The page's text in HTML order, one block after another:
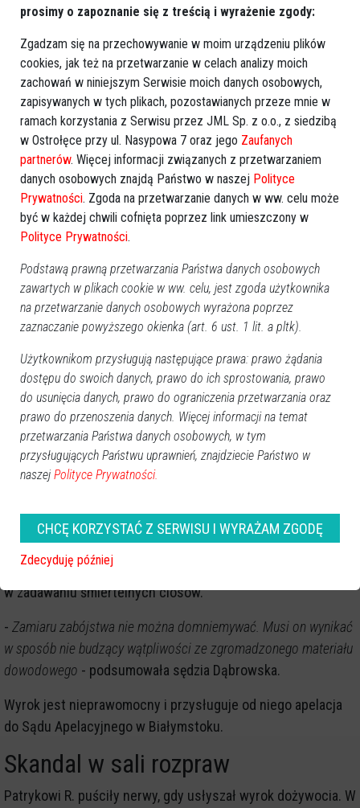
zdarzenie inaczej, niż pozostali. Zdradziło go też to, że
kolejnego dnia miał być w noclegowni i opowiadać kumplom
o zdarzeniu.
Nie ma żadnych wątpliwości, to oskarżony kopał
pokrzywdzonego i kopał go tak mocno, że doznał obrażeń (...)
Pozostawił go w ciemnej, pustej alejce na ogródkach
działkowych, gdzie o tej porze nikogo nie ma. Pozostawił go
nagiego!- wyliczała sędzia Dąbrowska. -W chwili, gdy bił
pokrzywdzonego, chciał go zabić i świadczy o tym fakt, że
wrócił, gdy pokrzywdzony wzywał pomocy
- dodała sędzia.
Sąd nie miał wątpliwości, że Patryk R. jest pozbawiony
skrupułów i roszczeniowy. W trakcie przebywania w szpitalu
psychiatrycznym podczas obserwacji wyzywał słowami
wulgarnymi pielęgniarki, bo przynosiły mu leki. Żądał, żeby
leki mu przynosili lekarze.
Krytyczny wobec innych, ale nie wobec siebie- stwierdził
sąd, uznając, że okrucieństwo, jakie zadał Patryk R.
zmarłemu seniorowi, sprawia, że jedynie kara dożywocia
spełni tu swoją funkcję.
Pozostali oskarżeni uniknęli skazania za morderstwo. Sąd
Mateusza G. i Rafała K. z zabójstwem. Niewątpliwie widzieli
śladów jednoznacznie wskazujących na to, by uczestniczyli
w zadawaniu śmiertelnych ciosów.
- Zamiaru zabójstwa nie można domniemywać. Musi on wynikać
w sposób nie budzący wątpliwości ze zgromadzonego materiału
dowodowego - podsumowała sędzia Dąbrowska.
Wyrok jest nieprawomocny i przysługuje od niego apelacja
do Sądu Apelacyjnego w Białymstoku.
Skandal w sali rozpraw
Patrykowi R. puściły nerwy, gdy usłyszał wyrok dożywocia. W
prosimy o zapoznanie się z treścią i wyrażenie zgody:
Zgadzam się na przechowywanie w moim urządzeniu plików
cookies, jak też na przetwarzanie w celach analizy moich
zachowań w niniejszym Serwisie moich danych osobowych,
zapisywanych w tych plikach, pozostawianych przeze mnie w
ramach korzystania z Serwisu przez JML Sp. z o.o., z siedzibą
w Ostrołęce przy ul. Nasypowa 7 oraz jego Zaufanych
partnerów. Więcej informacji związanych z przetwarzaniem
danych osobowych znajdą Państwo w naszej Polityce
Prywatności. Zgoda na przetwarzanie danych w ww. celu może
być w każdej chwili cofnięta poprzez link umieszczony w
Polityce Prywatności.
Podstawą prawną przetwarzania Państwa danych osobowych
zawartych w plikach cookie w ww. celu, jest zgoda użytkownika
na przetwarzanie danych osobowych wyrażona poprzez
zaznaczanie powyższego okienka (art. 6 ust. 1 lit. a pltk).
Użytkownikom przysługują następujące prawa: prawo żądania
dostępu do swoich danych, prawo do ich sprostowania, prawo
do usunięcia danych, prawo do ograniczenia przetwarzania oraz
prawo do przenoszenia danych. Więcej informacji na temat
przetwarzania Państwa danych osobowych, w tym
przysługujących Państwu uprawnień, znajdziecie Państwo w
naszej Polityce Prywatności.
CHCĘ KORZYSTAĆ Z SERWISU I WYRAŻAM ZGODĘ
Zdecyduję później